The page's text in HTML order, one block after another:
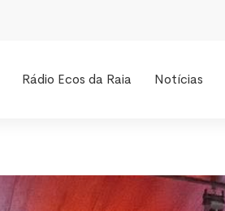
Rádio Ecos da Raia Notícias